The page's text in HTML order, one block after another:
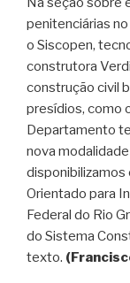
penitenciárias
o Siscopen,
construtora
construção civil
presídios, como
Departamento
nova
Orientado para
Federal do Rio
do Sistema
texto.